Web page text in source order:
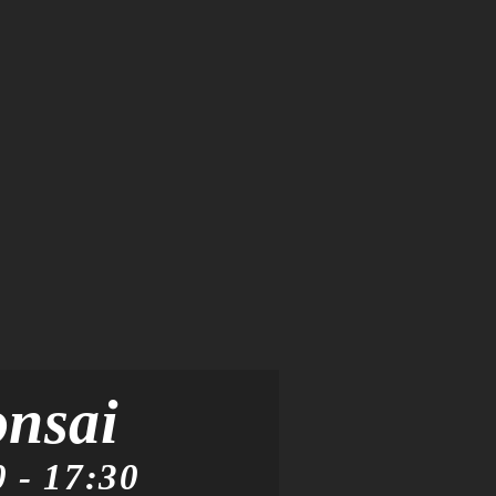
- 17:30